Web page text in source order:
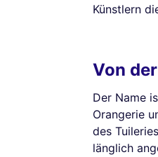
Künstlern
Von
Der Name
Orangerie
des
länglich